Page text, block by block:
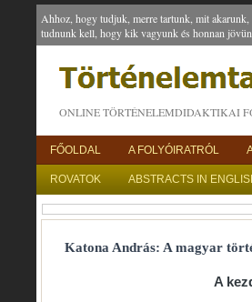
Ahhoz, hogy tudjuk, merre tartunk, mit akarunk,
tudnunk kell, hogy kik vagyunk és honnan
ONLINE TÖRTÉNELEMDIDAKTIKAI
FŐOLDAL A FOLYÓIRATRÓL
ROVATOK ABSTRACTS IN
Katona András: A magyar
A